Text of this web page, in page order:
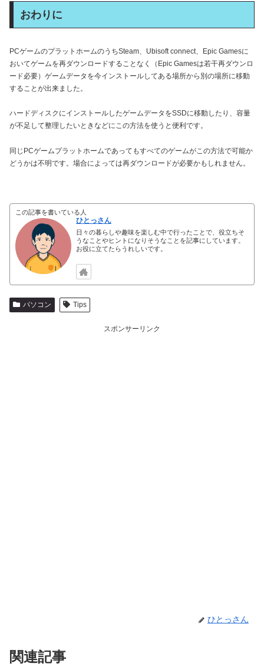
おわりに
PCゲームのプラットホームのうちSteam、Ubisoft connect、Epic Gamesに
おいてゲームを再ダウンロードすることなく（Epic Gamesは若干再ダウンロ
ード必要）ゲームデータを今インストールしてある場所から別の場所に移動
することが出来ました。
ハードディスクにインストールしたゲームデータをSSDに移動したり、容量
が不足して整理したいときなどにこの方法を使うと便利です。
同じPCゲームプラットホームであってもすべてのゲームがこの方法で可能か
どうかは不明です。場合によっては再ダウンロードが必要かもしれません。
この記事を書いている人
ひとっさん
日々の暮らしや趣味を楽しむ中で行ったことで、役立ちそ
うなことやヒントになりそうなことを記事にしています。
お役に立てたらうれしいです。
パソコン Tips
スポンサーリンク
ひとっさん
関連記事